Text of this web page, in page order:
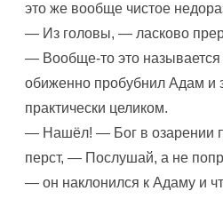
это же вообще чистое
— Из головы, — ласково
— Вообще-то это
обиженно пробубнил Адам и
практически целиком.
— Нашёл! — Бог в озарении
перст, — Послушай, а не
— он наклонился к Адаму и